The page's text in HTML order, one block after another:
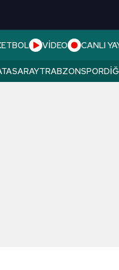
VİDEO CANLI
TRABZONSPOR